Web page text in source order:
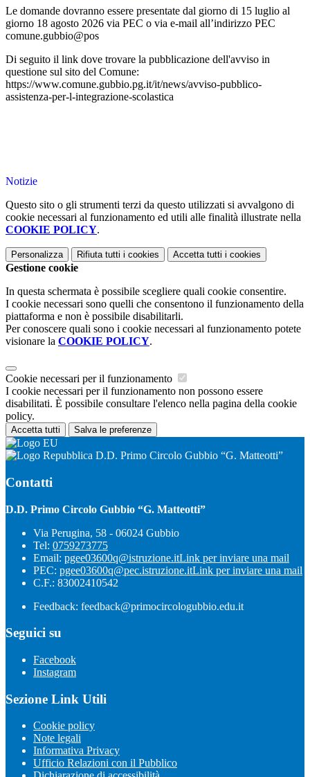
Le domande dovranno essere presentate dal giorno di 15 luglio al
giorno 18 agosto 2026 via PEC o via e-mail all’indirizzo PEC
comune.gubbio@pos
Di seguito il link dove trovare la pubblicazione dell'avviso in
questione sul sito del Comune:
https://www.comune.gubbio.pg.it/it/news/avviso-pubblico-
assistenza-per-l-integrazione-scolastica
Notizie
Questo sito o gli strumenti terzi da questo utilizzati si avvalgono di
cookie necessari al funzionamento ed utili alle finalità illustrate nella
COOKIE POLICY.
Personalizza Rifiuta tutti i cookies Accetta tutti i cookies
Gestione cookie
In questa schermata è possibile scegliere quali cookie consentire.
I cookie necessari sono quelli che consentono il funzionamento della
piattaforma e non è possibile disabilitarli.
Per conoscere quali sono i cookie necessari al funzionamento potete
visionare la COOKIE POLICY.
Cookie necessari per il funzionamento
I cookie necessari per il funzionamento non possono essere
disabilitati. È possibile consultare l'elenco nella pagina della cookie
policy.
Accetta tutti Salva le preferenze
D.D. Primo Circolo Gubbio “G. Matteotti”
Contatti
D.D. Primo Circolo Gubbio “G. Matteotti”
Via Perugina, 58 - 06024 Gubbio
Tel: 0759273775
Email: pgee03600q@istruzione.itLink per inviare una mail
PEC: pgee03600q@pec.istruzione.itLink per inviare una mail
C.F.: 83002410542
Feedback: feedback@primocircologubbio.edu.it
Seguici su
Facebook
Instagram
Sezione Link Utili
Cookie policy
Note legali
Informativa Privacy
Ufficio Relazioni con il Pubblico